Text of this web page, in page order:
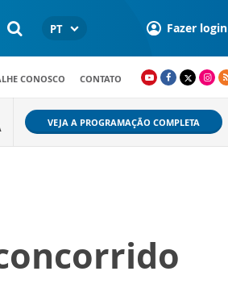
PT Fazer login
CONOSCO CONTATO
VEJA A PROGRAMAÇÃO COMPLETA